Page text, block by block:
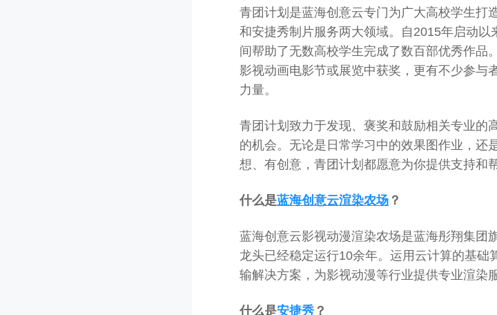
青团计划是蓝海创意云专门为广大高校学生打
和安捷秀制片服务两大领域。自2015年启动以
间帮助了无数高校学生完成了数百部优秀作品
影视动画电影节或展览中获奖，更有不少参与
力量。
青团计划致力于发现、褒奖和鼓励相关专业的
的机会。无论是日常学习中的效果图作业，还
想、有创意，青团计划都愿意为你提供支持和帮
什么是蓝海创意云渲染农场 ？
蓝海创意云影视动漫渲染农场是蓝海彤翔集团
龙头已经稳定运行10余年。运用云计算的基础
输解决方案，为影视动漫等行业提供专业渲染服
什么是安捷秀 ？